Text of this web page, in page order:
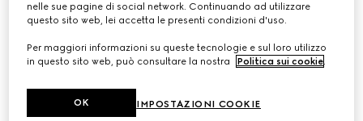
nelle sue pagine di social network. Continuando ad utilizzare
questo sito web, lei accetta le presenti condizioni d'uso.
Per maggiori informazioni su queste tecnologie e sul loro utilizzo
in questo sito web, può consultare la nostra
Politica sui cookie.
IMPOSTAZIONI COOKIE
OK